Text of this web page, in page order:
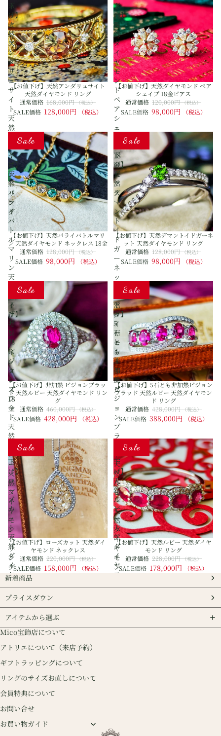
ネ
ッ
ク
レ
ス
き
腕
時
計
下
げ】
天
然
ア
ン
ダ
リ
ュ
サ
イ
ト
天
然
ヤ
モ
ン
ド
リ
ン
グ
【お値下げ】天然アンダリュサイト
天然ダイヤモンド リング
SALE価格 128,000円 （税込）
通常価格 168,000円（税込）
下
げ】
天
然
ダ
イ
ヤ
モ
ン
ド
ペ
ア
シ
ェ
18
金
ピ
ア
ス
【お値下げ】天然ダイヤモンド ペア
シェイプ 18金ピアス
SALE価格 98,000円 （税込）
通常価格 120,000円（税込）
【お
下
げ】
天
然
パ
ラ
イ
バ
ト
ル
マ
リ
ン
天
イ
ヤ
モ
ン
ド
ネ
ッ
ク
レ
ス
18
金
Sale
【お値下げ】天然パライバトルマリ
ン 天然ダイヤモンド ネックレス 18金
SALE価格 98,000円 （税込）
通常価格 128,000円（税込）
【お
下
げ】
天
然
デ
マ
ン
ト
イ
ド
ガ
ー
ネ
ッ
然
ダ
イ
ヤ
モ
ン
ド
リ
ン
グ
Sale
【お値下げ】天然デマントイドガーネ
ット 天然ダイヤモンド リング
SALE価格 98,000円 （税込）
通常価格 128,000円（税込）
【お
下
げ】
非
加
熱
ピ
ジ
ョ
ン
ブ
ラ
ッ
ド
天
然
ビ
ー
天
然
ダ
イ
ヤ
モ
ン
ド
リ
ン
グ
Sale
【お値下げ】非加熱 ピジョンブラッ
ド 天然ルビー 天然ダイヤモンド リン
グ
SALE価格 428,000円 （税込）
通常価格 460,000円（税込）
【お
下
げ】
5
石
と
も
非
加
熱
ピ
ジ
ョ
ン
ブ
ラ
ド
天
然
ル
ビ
ー
天
然
ダ
イ
ヤ
モ
ン
ド
リ
Sale
【お値下げ】5石とも非加熱ピジョン
ブラッド 天然ルビー 天然ダイヤモン
ド リング
SALE価格 388,000円 （税込）
通常価格 428,000円（税込）
【お
下
げ】
ロ
ー
ズ
カ
ッ
ト
天
然
ダ
イ
ヤ
モ
ン
ド
ッ
ク
ス
Sale
【お値下げ】ローズカット 天然ダイ
ヤモンド ネックレス
SALE価格 158,000円 （税込）
通常価格 220,000円（税込）
【お
下
げ】
天
然
ル
ビ
ー
天
然
ダ
イ
ヤ
モ
Sale
【お値下げ】天然ルビー 天然ダイヤ
モンド リング
SALE価格 178,000円 （税込）
通常価格 228,000円（税込）
新着商品
プライスダウン
アイテムから選ぶ
Mico宝飾店について
アトリエについて（来店予約）
ギフトラッピングについて
リングのサイズお直しについて
会員特典について
お問い合せ
お買い物ガイド